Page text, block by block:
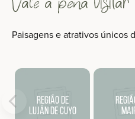
Paisagens e atrativos únicos
Região de
Luján de Cuyo